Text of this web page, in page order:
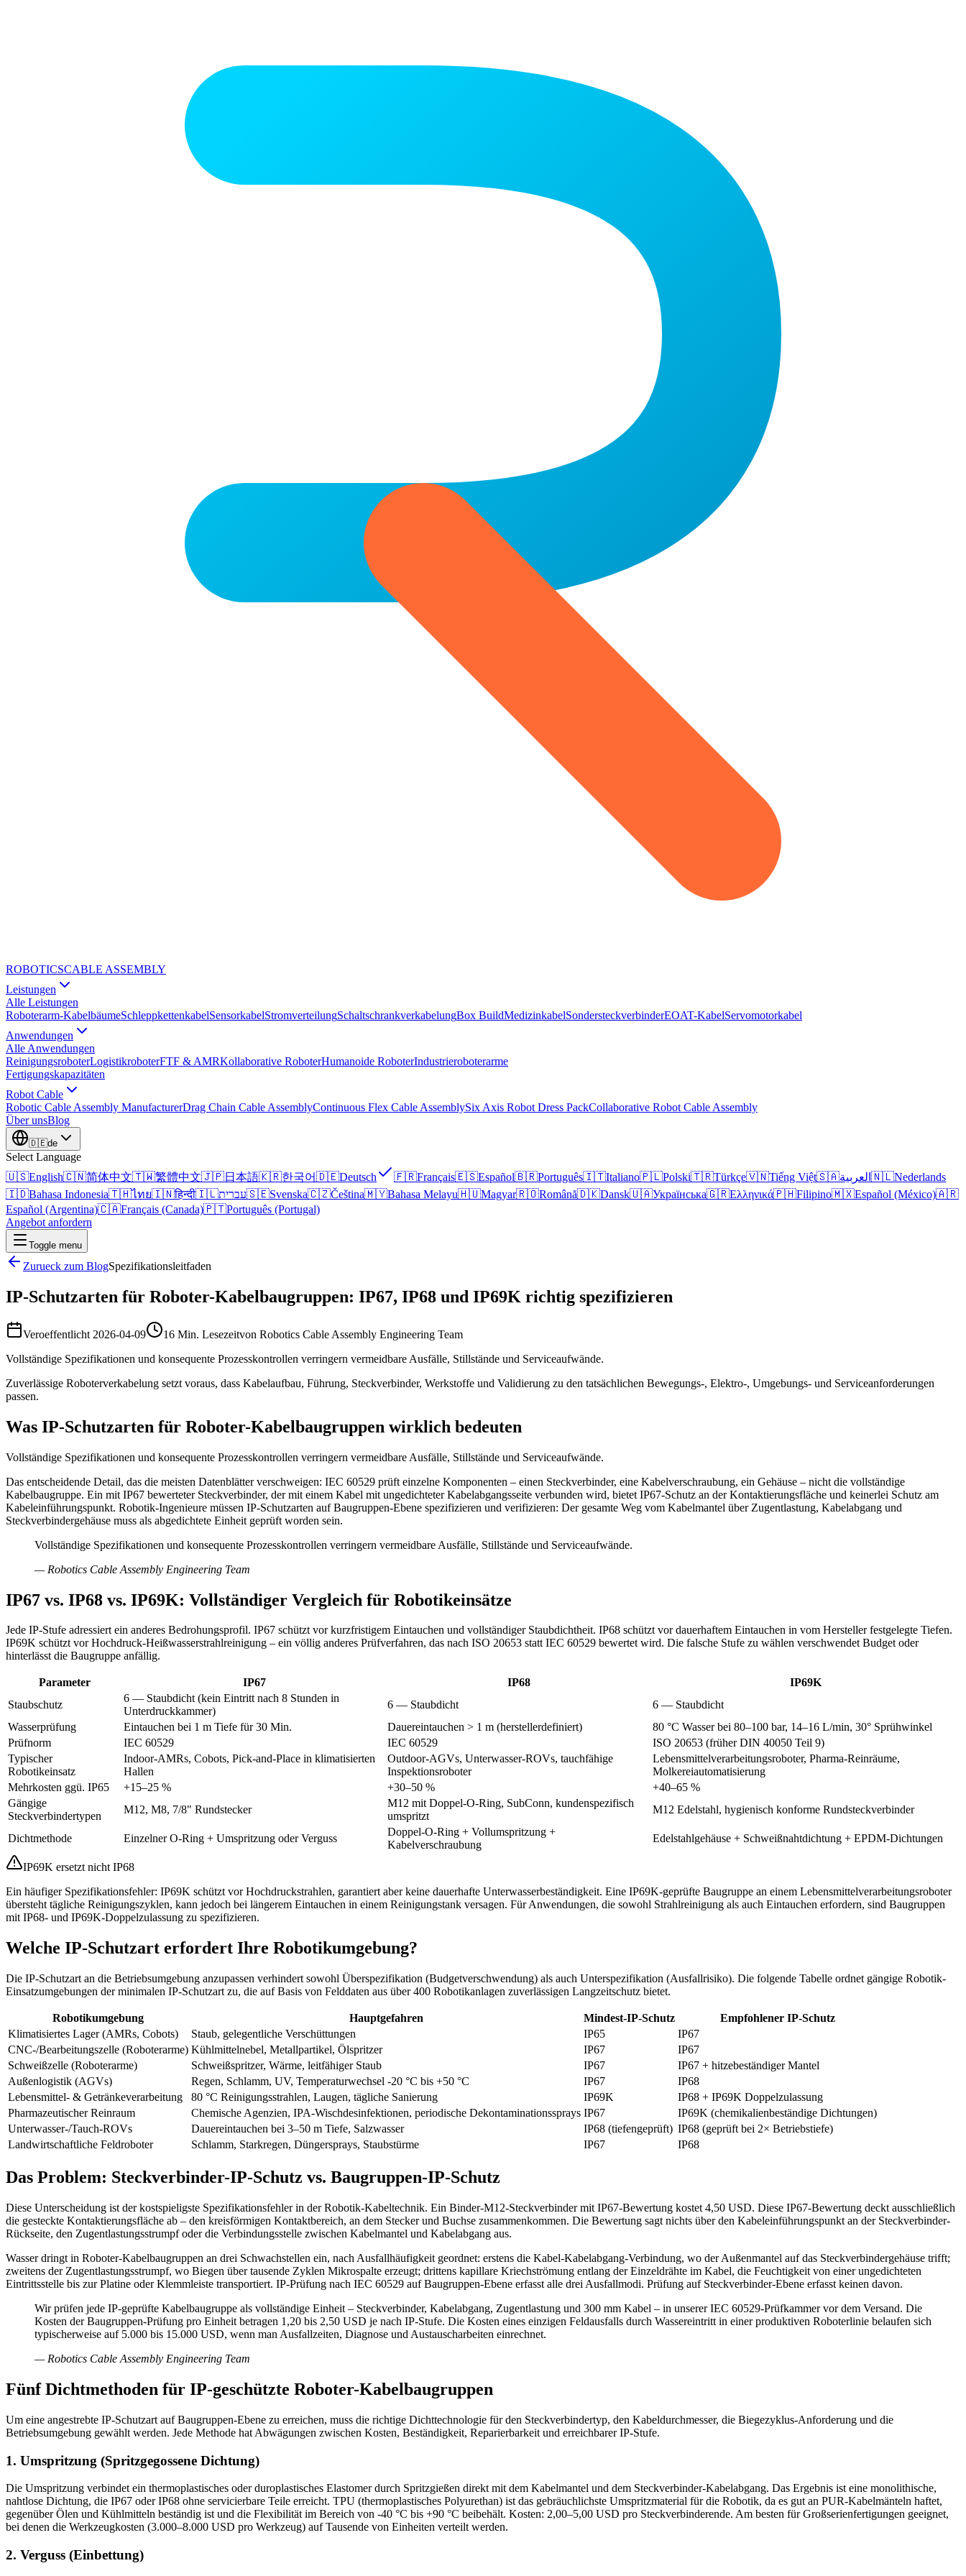
ROBOTICSCABLE ASSEMBLY
Leistungen
Alle Leistungen
Roboterarm-KabelbäumeSchleppkettenkabelSensorkabelStromverteilungSchaltschrankverkabelungBox BuildMedizinkabelSondersteckverbinderEOAT-KabelServomotorkabel
Anwendungen
Alle Anwendungen
ReinigungsroboterLogistikroboterFTF & AMRKollaborative RoboterHumanoide RoboterIndustrieroboterarme
Fertigungskapazitäten
Robot Cable
Robotic Cable Assembly ManufacturerDrag Chain Cable AssemblyContinuous Flex Cable AssemblySix Axis Robot Dress PackCollaborative Robot Cable Assembly
Über unsBlog
🇩🇪de
Select Language
🇺🇸English🇨🇳简体中文🇹🇼繁體中文🇯🇵日本語🇰🇷한국어🇩🇪Deutsch 🇫🇷Français🇪🇸Español🇧🇷Português🇮🇹Italiano🇵🇱Polski🇹🇷Türkçe🇻🇳Tiếng Việt🇸🇦العربية 🇳🇱Nederlands
🇮🇩Bahasa Indonesia🇹🇭ไทย🇮🇳हिन्दी🇮🇱עברית🇸🇪Svenska🇨🇿Čeština🇲🇾Bahasa Melayu🇭🇺Magyar🇷🇴Română🇩🇰Dansk🇺🇦Українська🇬🇷Ελληνικά🇵🇭Filipino🇲🇽Español (México)🇦🇷
Español (Argentina)🇨🇦Français (Canada)🇵🇹Português (Portugal)
Angebot anfordern
Toggle menu
Zurueck zum BlogSpezifikationsleitfaden
IP-Schutzarten für Roboter-Kabelbaugruppen: IP67, IP68 und IP69K richtig spezifizieren
Veroeffentlicht 2026-04-09 16 Min. Lesezeitvon Robotics Cable Assembly Engineering Team
Vollständige Spezifikationen und konsequente Prozesskontrollen verringern vermeidbare Ausfälle, Stillstände und Serviceaufwände.
Zuverlässige Roboterverkabelung setzt voraus, dass Kabelaufbau, Führung, Steckverbinder, Werkstoffe und Validierung zu den tatsächlichen Bewegungs-, Elektro-, Umgebungs- und Serviceanforderungen
passen.
Was IP-Schutzarten für Roboter-Kabelbaugruppen wirklich bedeuten
Vollständige Spezifikationen und konsequente Prozesskontrollen verringern vermeidbare Ausfälle, Stillstände und Serviceaufwände.
Das entscheidende Detail, das die meisten Datenblätter verschweigen: IEC 60529 prüft einzelne Komponenten – einen Steckverbinder, eine Kabelverschraubung, ein Gehäuse – nicht die vollständige
Kabelbaugruppe. Ein mit IP67 bewerteter Steckverbinder, der mit einem Kabel mit ungedichteter Kabelabgangsseite verbunden wird, bietet IP67-Schutz an der Kontaktierungsfläche und keinerlei Schutz am
Kabeleinführungspunkt. Robotik-Ingenieure müssen IP-Schutzarten auf Baugruppen-Ebene spezifizieren und verifizieren: Der gesamte Weg vom Kabelmantel über Zugentlastung, Kabelabgang und
Steckverbindergehäuse muss als abgedichtete Einheit geprüft worden sein.
Vollständige Spezifikationen und konsequente Prozesskontrollen verringern vermeidbare Ausfälle, Stillstände und Serviceaufwände.
— Robotics Cable Assembly Engineering Team
IP67 vs. IP68 vs. IP69K: Vollständiger Vergleich für Robotikeinsätze
Jede IP-Stufe adressiert ein anderes Bedrohungsprofil. IP67 schützt vor kurzfristigem Eintauchen und vollständiger Staubdichtheit. IP68 schützt vor dauerhaftem Eintauchen in vom Hersteller festgelegte Tiefen.
IP69K schützt vor Hochdruck-Heißwasserstrahlreinigung – ein völlig anderes Prüfverfahren, das nach ISO 20653 statt IEC 60529 bewertet wird. Die falsche Stufe zu wählen verschwendet Budget oder
hinterlässt die Baugruppe anfällig.
Parameter IP67 IP68
IP69K
Staubschutz
6 — Staubdicht (kein Eintritt nach 8 Stunden in
Unterdruckkammer)
6 — Staubdicht
6 — Staubdicht
Wasserprüfung
Eintauchen bei 1 m Tiefe für 30 Min. Dauereintauchen > 1 m (herstellerdefiniert)
80 °C Wasser bei 80–100 bar, 14–16 L/min, 30° Sprühwinkel
Prüfnorm
IEC 60529 IEC 60529
ISO 20653 (früher DIN 40050 Teil 9)
Typischer
Robotikeinsatz
Indoor-AMRs, Cobots, Pick-and-Place in klimatisierten
Hallen
Outdoor-AGVs, Unterwasser-ROVs, tauchfähige
Inspektionsroboter
Lebensmittelverarbeitungsroboter, Pharma-Reinräume,
Molkereiautomatisierung
Mehrkosten ggü. IP65
+15–25 % +30–50 %
+40–65 %
Gängige
Steckverbindertypen
M12, M8, 7/8" Rundstecker
M12 mit Doppel-O-Ring, SubConn, kundenspezifisch
umspritzt
M12 Edelstahl, hygienisch konforme Rundsteckverbinder
Dichtmethode Einzelner O-Ring + Umspritzung oder Verguss
Doppel-O-Ring + Vollumspritzung +
Kabelverschraubung
Edelstahlgehäuse + Schweißnahtdichtung + EPDM-Dichtungen
IP69K ersetzt nicht IP68
Ein häufiger Spezifikationsfehler: IP69K schützt vor Hochdruckstrahlen, garantiert aber keine dauerhafte Unterwasserbeständigkeit. Eine IP69K-geprüfte Baugruppe an einem Lebensmittelverarbeitungsroboter
übersteht tägliche Reinigungszyklen, kann jedoch bei längerem Eintauchen in einem Reinigungstank versagen. Für Anwendungen, die sowohl Strahlreinigung als auch Eintauchen erfordern, sind Baugruppen
mit IP68- und IP69K-Doppelzulassung zu spezifizieren.
Welche IP-Schutzart erfordert Ihre Robotikumgebung?
Die IP-Schutzart an die Betriebsumgebung anzupassen verhindert sowohl Überspezifikation (Budgetverschwendung) als auch Unterspezifikation (Ausfallrisiko). Die folgende Tabelle ordnet gängige Robotik-
Einsatzumgebungen der minimalen IP-Schutzart zu, die auf Basis von Felddaten aus über 400 Robotikanlagen zuverlässigen Langzeitschutz bietet.
Robotikumgebung Hauptgefahren Mindest-IP-Schutz
Empfohlener IP-Schutz
Klimatisiertes Lager (AMRs, Cobots)
Staub, gelegentliche Verschüttungen IP65
IP67
CNC-/Bearbeitungszelle (Roboterarme) Kühlmittelnebel, Metallpartikel, Ölspritzer IP67
IP67
Schweißzelle (Roboterarme)
Schweißspritzer, Wärme, leitfähiger Staub IP67
IP67 + hitzebeständiger Mantel
Außenlogistik (AGVs)
Regen, Schlamm, UV, Temperaturwechsel -20 °C bis +50 °C IP67
IP68
Lebensmittel- & Getränkeverarbeitung
80 °C Reinigungsstrahlen, Laugen, tägliche Sanierung IP69K
IP68 + IP69K Doppelzulassung
Pharmazeutischer Reinraum
Chemische Agenzien, IPA-Wischdesinfektionen, periodische Dekontaminationssprays IP67
IP69K (chemikalienbeständige Dichtungen)
Unterwasser-/Tauch-ROVs
Dauereintauchen bei 3–50 m Tiefe, Salzwasser IP68 (tiefengeprüft) IP68 (geprüft bei 2× Betriebstiefe)
Landwirtschaftliche Feldroboter
Schlamm, Starkregen, Düngersprays, Staubstürme IP67 IP68
Das Problem: Steckverbinder-IP-Schutz vs. Baugruppen-IP-Schutz
Diese Unterscheidung ist der kostspieligste Spezifikationsfehler in der Robotik-Kabeltechnik. Ein Binder-M12-Steckverbinder mit IP67-Bewertung kostet 4,50 USD. Diese IP67-Bewertung deckt ausschließlich
die gesteckte Kontaktierungsfläche ab – den kreisförmigen Kontaktbereich, an dem Stecker und Buchse zusammenkommen. Die Bewertung sagt nichts über den Kabeleinführungspunkt an der Steckverbinder-
Rückseite, den Zugentlastungsstrumpf oder die Verbindungsstelle zwischen Kabelmantel und Kabelabgang aus.
Wasser dringt in Roboter-Kabelbaugruppen an drei Schwachstellen ein, nach Ausfallhäufigkeit geordnet: erstens die Kabel-Kabelabgang-Verbindung, wo der Außenmantel auf das Steckverbindergehäuse trifft;
zweitens der Zugentlastungsstrumpf, wo Biegen über tausende Zyklen Mikrospalte erzeugt; drittens kapillare Kriechströmung entlang der Einzeldrähte im Kabel, die Feuchtigkeit von einer ungedichteten
Eintrittsstelle bis zur Platine oder Klemmleiste transportiert. IP-Prüfung nach IEC 60529 auf Baugruppen-Ebene erfasst alle drei Ausfallmodi. Prüfung auf Steckverbinder-Ebene erfasst keinen davon.
Wir prüfen jede IP-geprüfte Kabelbaugruppe als vollständige Einheit – Steckverbinder, Kabelabgang, Zugentlastung und 300 mm Kabel – in unserer IEC 60529-Prüfkammer vor dem Versand. Die
Kosten der Baugruppen-Prüfung pro Einheit betragen 1,20 bis 2,50 USD je nach IP-Stufe. Die Kosten eines einzigen Feldausfalls durch Wassereintritt in einer produktiven Roboterlinie belaufen sich
typischerweise auf 5.000 bis 15.000 USD, wenn man Ausfallzeiten, Diagnose und Austauscharbeiten einrechnet.
— Robotics Cable Assembly Engineering Team
Fünf Dichtmethoden für IP-geschützte Roboter-Kabelbaugruppen
Um eine angestrebte IP-Schutzart auf Baugruppen-Ebene zu erreichen, muss die richtige Dichttechnologie für den Steckverbindertyp, den Kabeldurchmesser, die Biegezyklus-Anforderung und die
Betriebsumgebung gewählt werden. Jede Methode hat Abwägungen zwischen Kosten, Beständigkeit, Reparierbarkeit und erreichbarer IP-Stufe.
1. Umspritzung (Spritzgegossene Dichtung)
Die Umspritzung verbindet ein thermoplastisches oder duroplastisches Elastomer durch Spritzgießen direkt mit dem Kabelmantel und dem Steckverbinder-Kabelabgang. Das Ergebnis ist eine monolithische,
nahtlose Dichtung, die IP67 oder IP68 ohne servicierbare Teile erreicht. TPU (thermoplastisches Polyurethan) ist das gebräuchlichste Umspritzmaterial für die Robotik, da es gut an PUR-Kabelmänteln haftet,
gegenüber Ölen und Kühlmitteln beständig ist und die Flexibilität im Bereich von -40 °C bis +90 °C beibehält. Kosten: 2,00–5,00 USD pro Steckverbinderende. Am besten für Großserienfertigungen geeignet,
bei denen die Werkzeugkosten (3.000–8.000 USD pro Werkzeug) auf Tausende von Einheiten verteilt werden.
2. Verguss (Einbettung)